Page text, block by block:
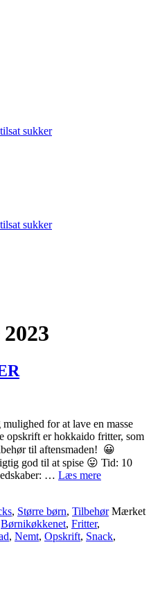
sukker
sukker
for at lave en masse
opskrift er hokkaido fritter, som
til aftensmaden! 😀
god til at spise 😛 Tid: 10
… Læs mere
, Større børn, Tilbehør Mærket
Børnikøkkenet, Fritter,
, Nemt, Opskrift, Snack,